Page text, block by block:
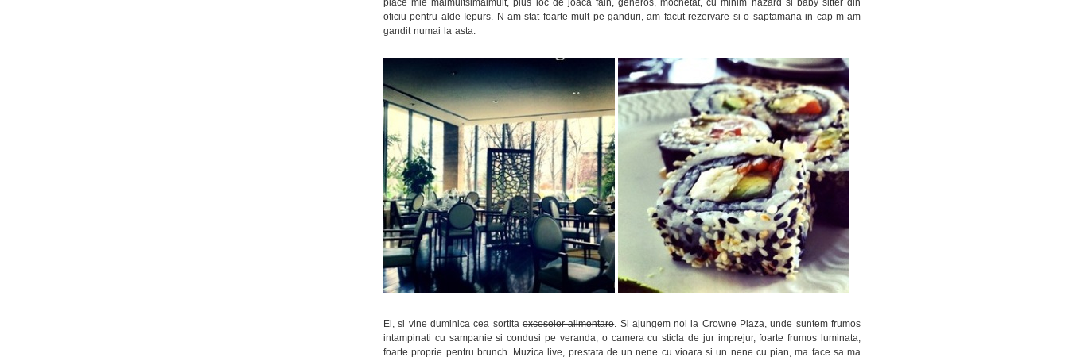
oficiu pentru alde Iepurs. N-am stat foarte mult pe ganduri, am facut rezervare si o saptamana in cap m-am
gandit numai la asta.
Ei, si vine duminica cea sortitaexceselor alimentare. Si ajungem noi la Crowne Plaza, unde suntem frumos
intampinati cu sampanie si condusi pe veranda, o camera cu sticla de jur imprejur, foarte frumos luminata,
foarte proprie pentru brunch. Muzica live, prestata de un nene cu vioara si un nene cu pian, ma face sa ma